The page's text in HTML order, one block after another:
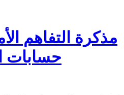
مذكرة التفاهم
حسابات